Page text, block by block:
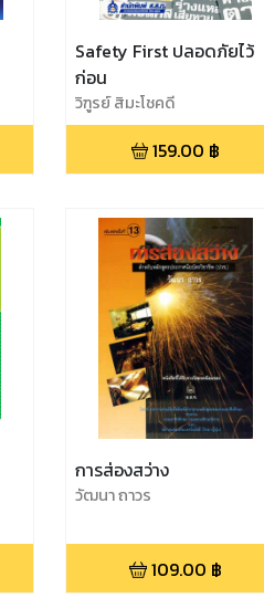
Safety First ปลอดภัยไว้
ก่อน
วิฑูรย์ สิมะโชคดี
159.00 ฿
การส่องสว่าง
วัฒนา ถาวร
109.00 ฿